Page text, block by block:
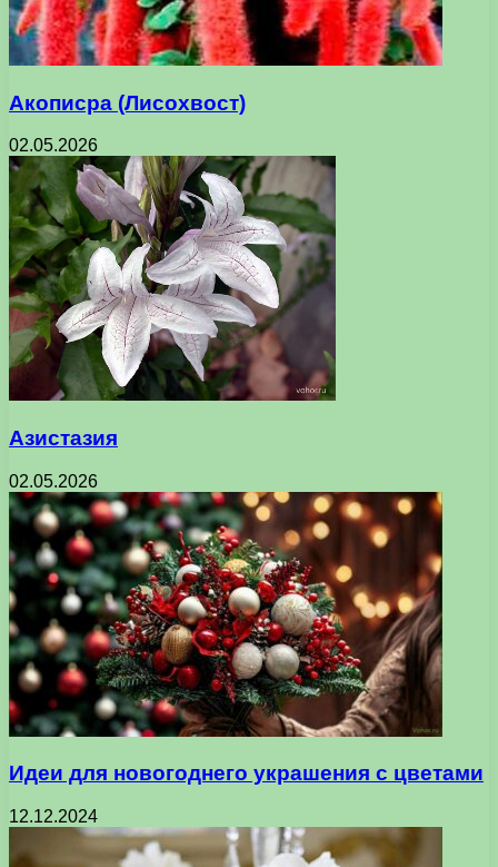
Акописра (Лисохвост)
02.05.2026
Азистазия
02.05.2026
Идеи для новогоднего украшения с цветами
12.12.2024